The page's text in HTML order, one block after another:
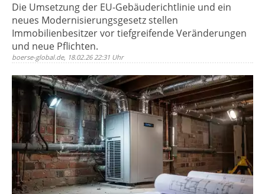
Die Umsetzung der EU-Gebäuderichtlinie und ein
neues Modernisierungsgesetz stellen
Immobilienbesitzer vor tiefgreifende Veränderungen
und neue Pflichten.
boerse-global.de, 18.02.26 22:31 Uhr